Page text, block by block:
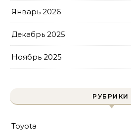
Январь 2026
Декабрь 2025
Ноябрь 2025
РУБРИКИ
Toyota